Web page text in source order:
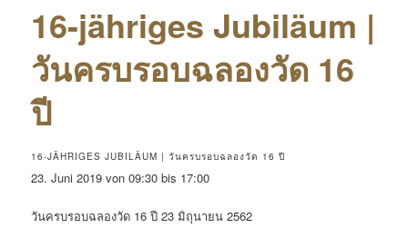
16-jähriges Jubiläum |
วันครบรอบฉลองวัด 16
ปี
16-JÄHRIGES JUBILÄUM | วันครบรอบฉลองวัด 16 ปี
23. Juni 2019 von 09:30 bis 17:00
วันครบรอบฉลองวัด 16 ปี 23 มิถุนายน 2562